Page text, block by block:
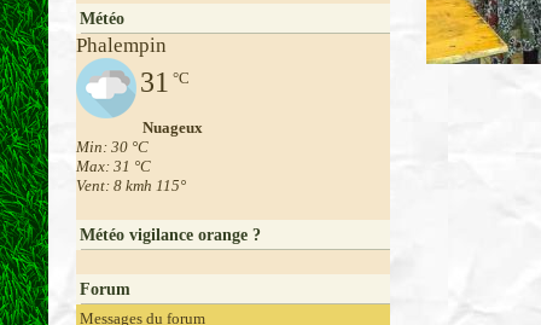
Météo
Phalempin
31 °C
Nuageux
Min: 30 °C
Max: 31 °C
Vent: 8 kmh 115°
Météo vigilance orange ?
Forum
Messages du forum